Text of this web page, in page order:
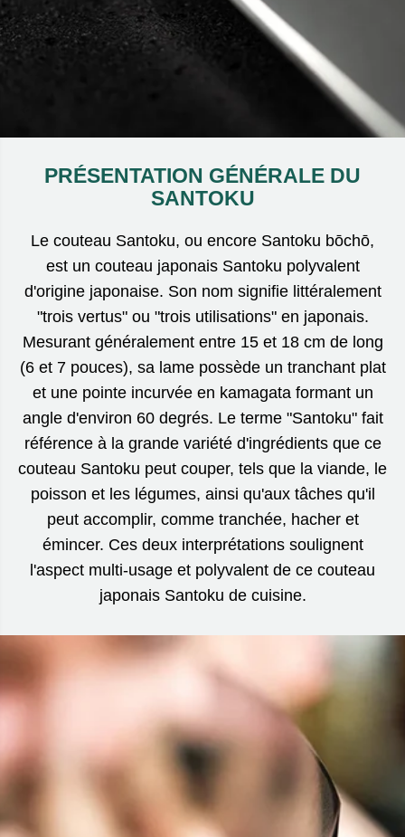
PRÉSENTATION GÉNÉRALE DU
SANTOKU
Le couteau Santoku, ou encore Santoku bōchō,
est un couteau japonais Santoku polyvalent
d'origine japonaise. Son nom signifie littéralement
"trois vertus" ou "trois utilisations" en japonais.
Mesurant généralement entre 15 et 18 cm de long
(6 et 7 pouces), sa lame possède un tranchant plat
et une pointe incurvée en kamagata formant un
angle d'environ 60 degrés. Le terme "Santoku" fait
référence à la grande variété d'ingrédients que ce
couteau Santoku peut couper, tels que la viande, le
poisson et les légumes, ainsi qu'aux tâches qu'il
peut accomplir, comme tranchée, hacher et
émincer. Ces deux interprétations soulignent
l'aspect multi-usage et polyvalent de ce couteau
japonais Santoku de cuisine.